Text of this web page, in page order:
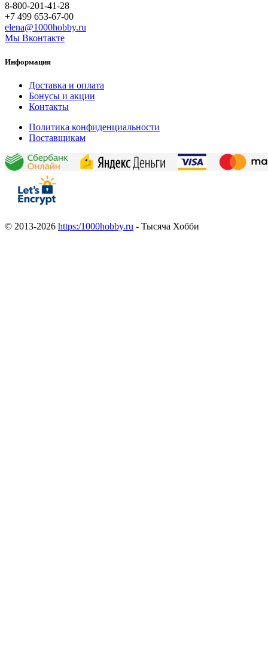
8-800-201-41-28
+7 499 653-67-00
elena@1000hobby.ru
Мы Вконтакте
Информация
Доставка и оплата
Бонусы и акции
Контакты
Политика конфиденциальности
Поставщикам
© 2013-2026 https:/1000hobby.ru - Тысяча Хобби